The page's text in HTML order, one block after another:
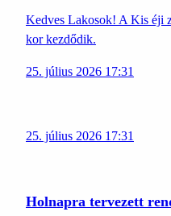
Kedves Lakosok! A Kis éji
kor kezdődik.
25. július 2026 17:31
25. július 2026 17:31
Holnapra tervezett